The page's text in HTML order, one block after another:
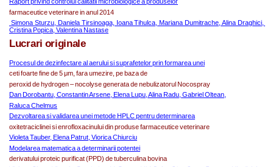
farmaceutice veterinare in anul 2014
Simona Sturzu, Daniela Tirsinoaga, Ioana Tihulca, Mariana Dumitrache, Alina Draghici,
Cristina Popica, Valentina Nastase
Lucrari originale
Procesul de dezinfectare al aerului si suprafetelor prin formarea unei
ceti foarte fine de 5 μm, fara umezire, pe baza de
peroxid de hydrogen – nocolyse generata de nebulizatorul Nocospray
Dan Dorobantu, Constantin Arsene, Elena Lupu, Alina Radu, Gabriel Oltean,
Raluca Chelmus
Dezvoltarea si validarea unei metode HPLC pentru determinarea
oxitetraciclinei si enrofloxacinului din produse farmaceutice veterinare
Violeta Tauber, Elena Patrut, Viorica Chiurciu
Modelarea matematica a determinarii potentei
derivatului proteic purificat (PPD) de tuberculina bovina